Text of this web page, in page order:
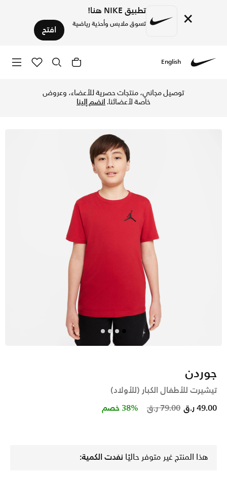
× تطبيق NIKE هنا!
تسوق ملابس وأحذية رياضية افتح
English
توصيل مجاني، منتجات حصرية للأعضاء، وعروض
خاصة لأعضائنا.انضم إلينا
جوردن
تيشيرت للأطفال الكبار (للأولاد)
Price reduced from
79.00 ر.ق to 49.00 ر.ق 38% خصم
هذا المنتج غير متوفر حاليًا نفدت الكمية: